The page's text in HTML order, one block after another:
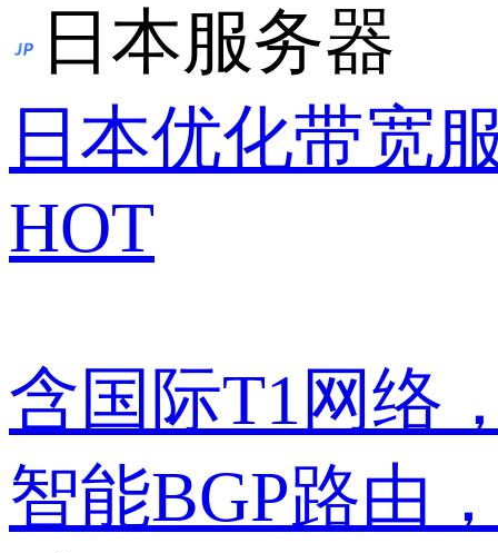
日本服务器
日本优化带宽
HOT
含国际T1网络
智能BGP路由